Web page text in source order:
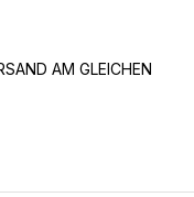
AM GLEICHEN